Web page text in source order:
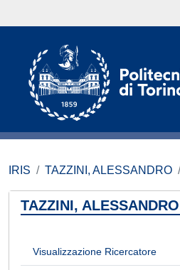
IRIS TAZZINI, ALESSANDRO
TAZZINI, ALESSANDRO
Visualizzazione Ricercatore